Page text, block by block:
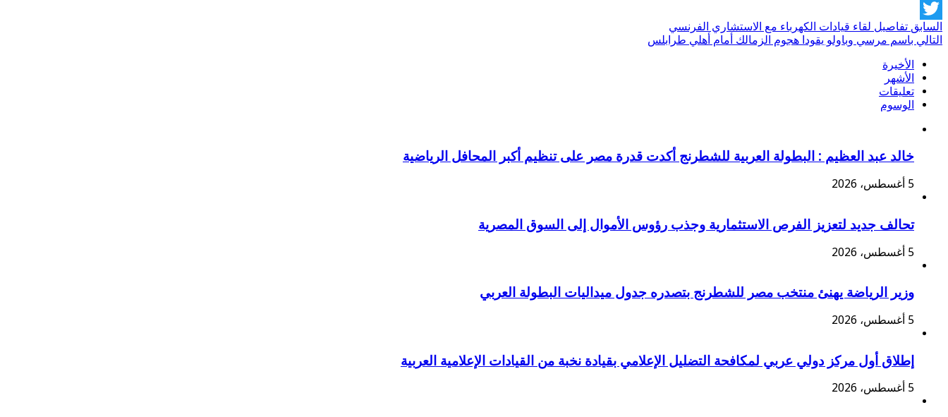
Facebook
Twitter
السابق تفاصيل لقاء قيادات الكهرباء مع الاستشاري الفرنسي
التالي باسم مرسي وباولو يقودا هجوم الزمالك أمام أهلي طرابلس
الأخيرة
الأشهر
تعليقات
الوسوم
خالد عبد العظيم : البطولة العربية للشطرنج أكدت قدرة مصر على تنظيم أكبر المحافل الرياضية
5 أغسطس، 2026
تحالف جديد لتعزيز الفرص الاستثمارية وجذب رؤوس الأموال إلى السوق المصرية
5 أغسطس، 2026
وزير الرياضة يهنئ منتخب مصر للشطرنج بتصدره جدول ميداليات البطولة العربي
5 أغسطس، 2026
إطلاق أول مركز دولي عربي لمكافحة التضليل الإعلامي بقيادة نخبة من القيادات الإعلامية العربية
5 أغسطس، 2026